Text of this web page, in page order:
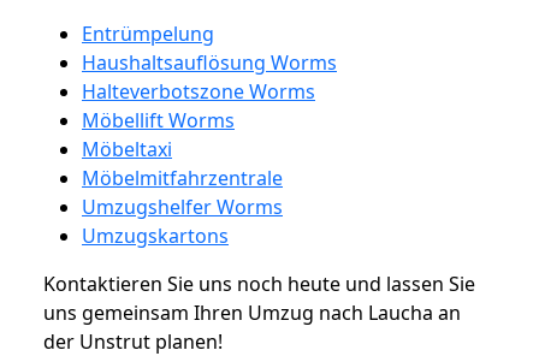
Entrümpelung
Haushaltsauflösung Worms
Halteverbotszone Worms
Möbellift Worms
Möbeltaxi
Möbelmitfahrzentrale
Umzugshelfer Worms
Umzugskartons
Kontaktieren Sie uns noch heute und lassen Sie
uns gemeinsam Ihren Umzug nach Laucha an
der Unstrut planen!